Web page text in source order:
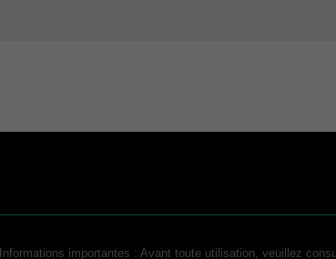
Informations importantes : Avant toute utilisation, veuillez